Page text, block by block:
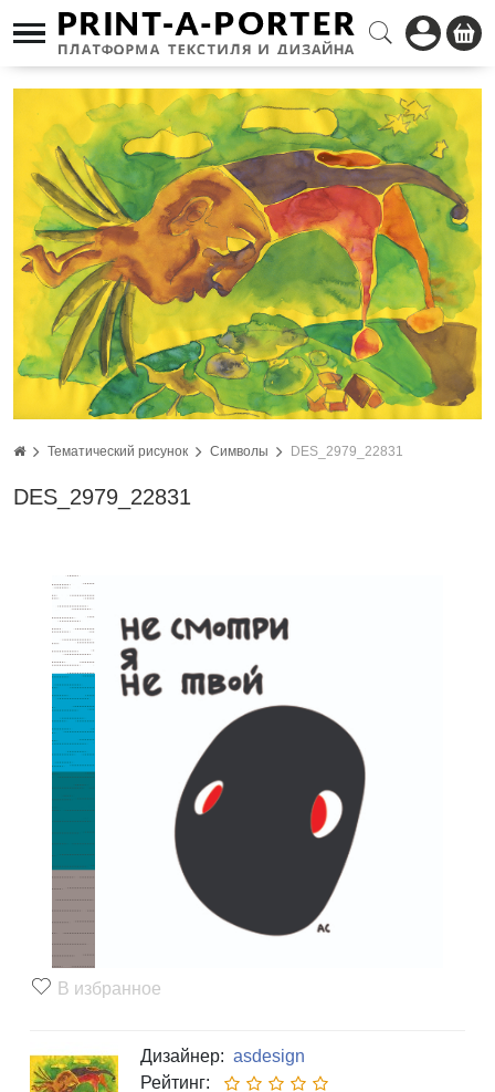
Тематический рисунок Символы DES_2979_22831
DES_2979_22831
В избранное
Дизайнер: asdesign
Рейтинг: